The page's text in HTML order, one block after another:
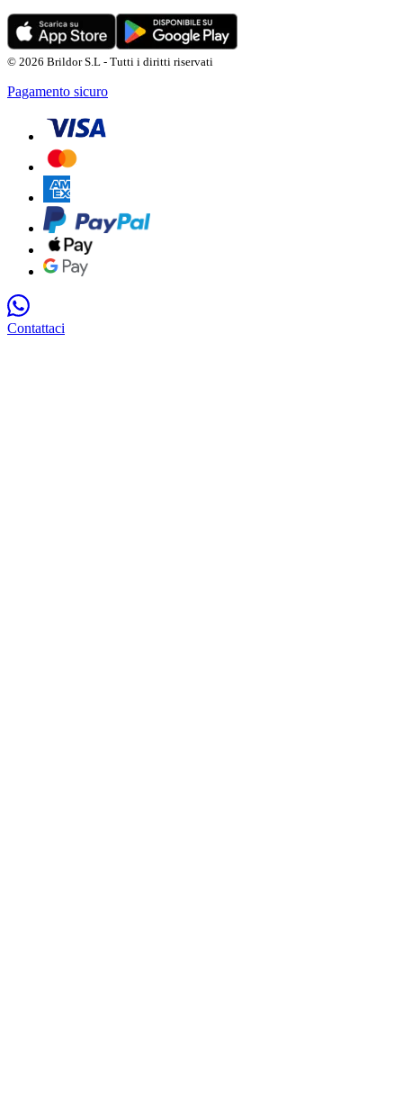
© 2026 Brildor S.L - Tutti i diritti riservati
Pagamento sicuro
Contattaci